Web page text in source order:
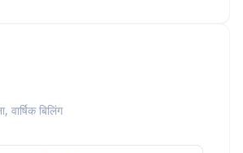
वार्षिक बिलिंग